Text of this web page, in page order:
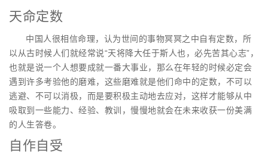
天命定数
中国人很相信命理，认为世间的事物冥冥之中自有定数，所
以从古时候人们就经常说“天将降大任于斯人也，必先苦其心志”，
也就是说一个人想要成就一番大事业，那么在年轻的时候必定会
遇到许多考验他的磨难，这些磨难就是他们命中的定数，不可以
逃避、不可以消极，而是要积极主动地去应对，这样才能够从中
吸取到一些能力、经验、教训，慢慢地就会在未来收获一份美满
的人生答卷。
自作自受